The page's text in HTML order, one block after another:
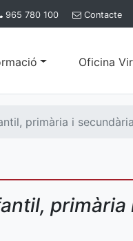
965 780 100 Contacte
Oficina
primària i